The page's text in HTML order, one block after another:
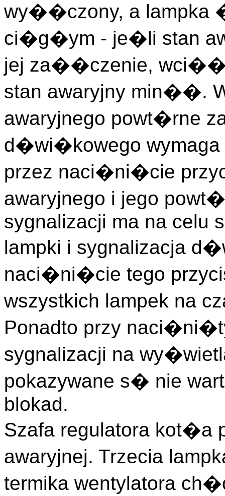
wy��czony, a
ci�g�ym - je�li stan
jej za��czenie,
stan awaryjny min��.
awaryjnego powt�rne
d�wi�kowego
przez naci�ni�cie
awaryjnego i jego
sygnalizacji ma na celu
lampki i sygnalizacja
naci�ni�cie tego
wszystkich lampek na
Ponadto przy
sygnalizacji na
pokazywane s� nie
blokad.
Szafa regulatora kot�a
awaryjnej. Trzecia
termika wentylatora